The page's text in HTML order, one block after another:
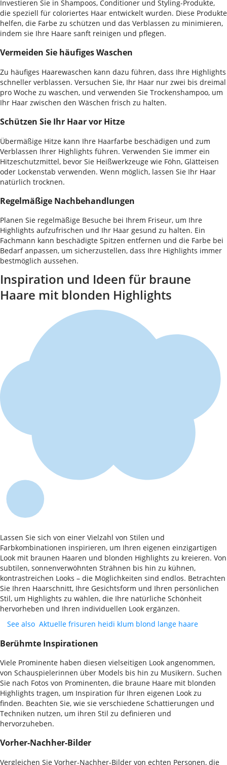
Investieren Sie in Shampoos, Conditioner und Styling-Produkte,
die speziell für coloriertes Haar entwickelt wurden. Diese Produkte
helfen, die Farbe zu schützen und das Verblassen zu minimieren,
indem sie Ihre Haare sanft reinigen und pflegen.
Vermeiden Sie häufiges Waschen
Zu häufiges Haarewaschen kann dazu führen, dass Ihre Highlights
schneller verblassen. Versuchen Sie, Ihr Haar nur zwei bis dreimal
pro Woche zu waschen, und verwenden Sie Trockenshampoo, um
Ihr Haar zwischen den Wäschen frisch zu halten.
Schützen Sie Ihr Haar vor Hitze
Übermäßige Hitze kann Ihre Haarfarbe beschädigen und zum
Verblassen Ihrer Highlights führen. Verwenden Sie immer ein
Hitzeschutzmittel, bevor Sie Heißwerkzeuge wie Föhn, Glätteisen
oder Lockenstab verwenden. Wenn möglich, lassen Sie Ihr Haar
natürlich trocknen.
Regelmäßige Nachbehandlungen
Planen Sie regelmäßige Besuche bei Ihrem Friseur, um Ihre
Highlights aufzufrischen und Ihr Haar gesund zu halten. Ein
Fachmann kann beschädigte Spitzen entfernen und die Farbe bei
Bedarf anpassen, um sicherzustellen, dass Ihre Highlights immer
bestmöglich aussehen.
Inspiration und Ideen für braune
Haare mit blonden Highlights
Lassen Sie sich von einer Vielzahl von Stilen und
Farbkombinationen inspirieren, um Ihren eigenen einzigartigen
Look mit braunen Haaren und blonden Highlights zu kreieren. Von
subtilen, sonnenverwöhnten Strähnen bis hin zu kühnen,
kontrastreichen Looks – die Möglichkeiten sind endlos. Betrachten
Sie Ihren Haarschnitt, Ihre Gesichtsform und Ihren persönlichen
Stil, um Highlights zu wählen, die Ihre natürliche Schönheit
hervorheben und Ihren individuellen Look ergänzen.
See also Aktuelle frisuren heidi klum blond lange haare
Berühmte Inspirationen
Viele Prominente haben diesen vielseitigen Look angenommen,
von Schauspielerinnen über Models bis hin zu Musikern. Suchen
Sie nach Fotos von Prominenten, die braune Haare mit blonden
Highlights tragen, um Inspiration für Ihren eigenen Look zu
finden. Beachten Sie, wie sie verschiedene Schattierungen und
Techniken nutzen, um ihren Stil zu definieren und
hervorzuheben.
Vorher-Nachher-Bilder
Vergleichen Sie Vorher-Nachher-Bilder von echten Personen, die